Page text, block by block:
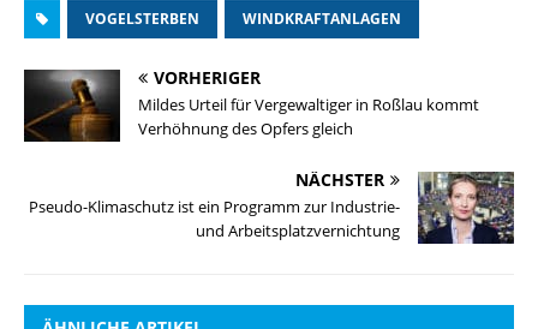
VOGELSTERBEN WINDKRAFTANLAGEN
VORHERIGER
Mildes Urteil für Vergewaltiger in Roßlau kommt
Verhöhnung des Opfers gleich
NÄCHSTER
Pseudo-Klimaschutz ist ein Programm zur Industrie-
und Arbeitsplatzvernichtung